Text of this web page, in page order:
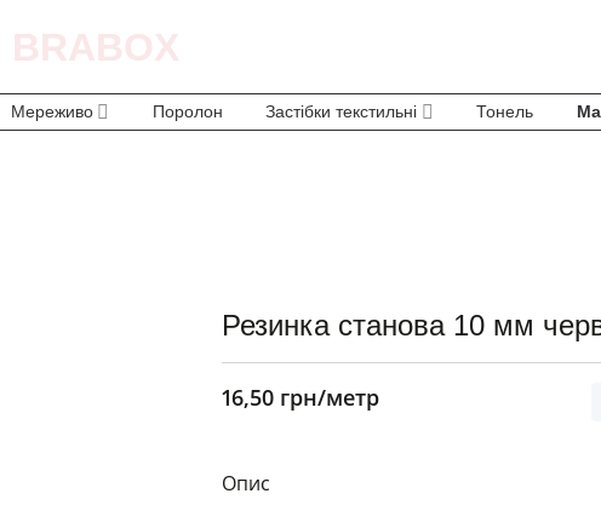
Мереживо Поролон Застібки текстильні Тонель
Резинка станова 10 мм
16,50 грн/метр
Опис